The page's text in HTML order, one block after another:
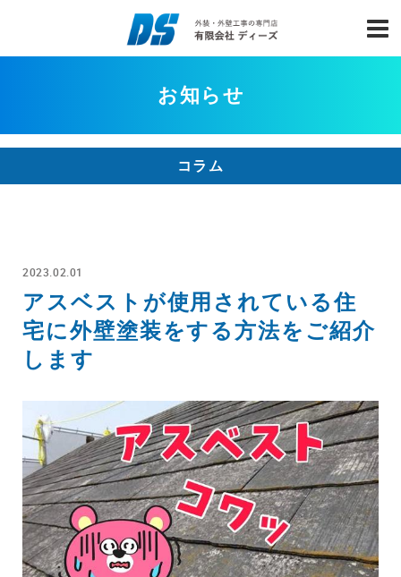
お知らせ
コラム
2023.02.01
アスベストが使用されている住
宅に外壁塗装をする方法をご紹介
します